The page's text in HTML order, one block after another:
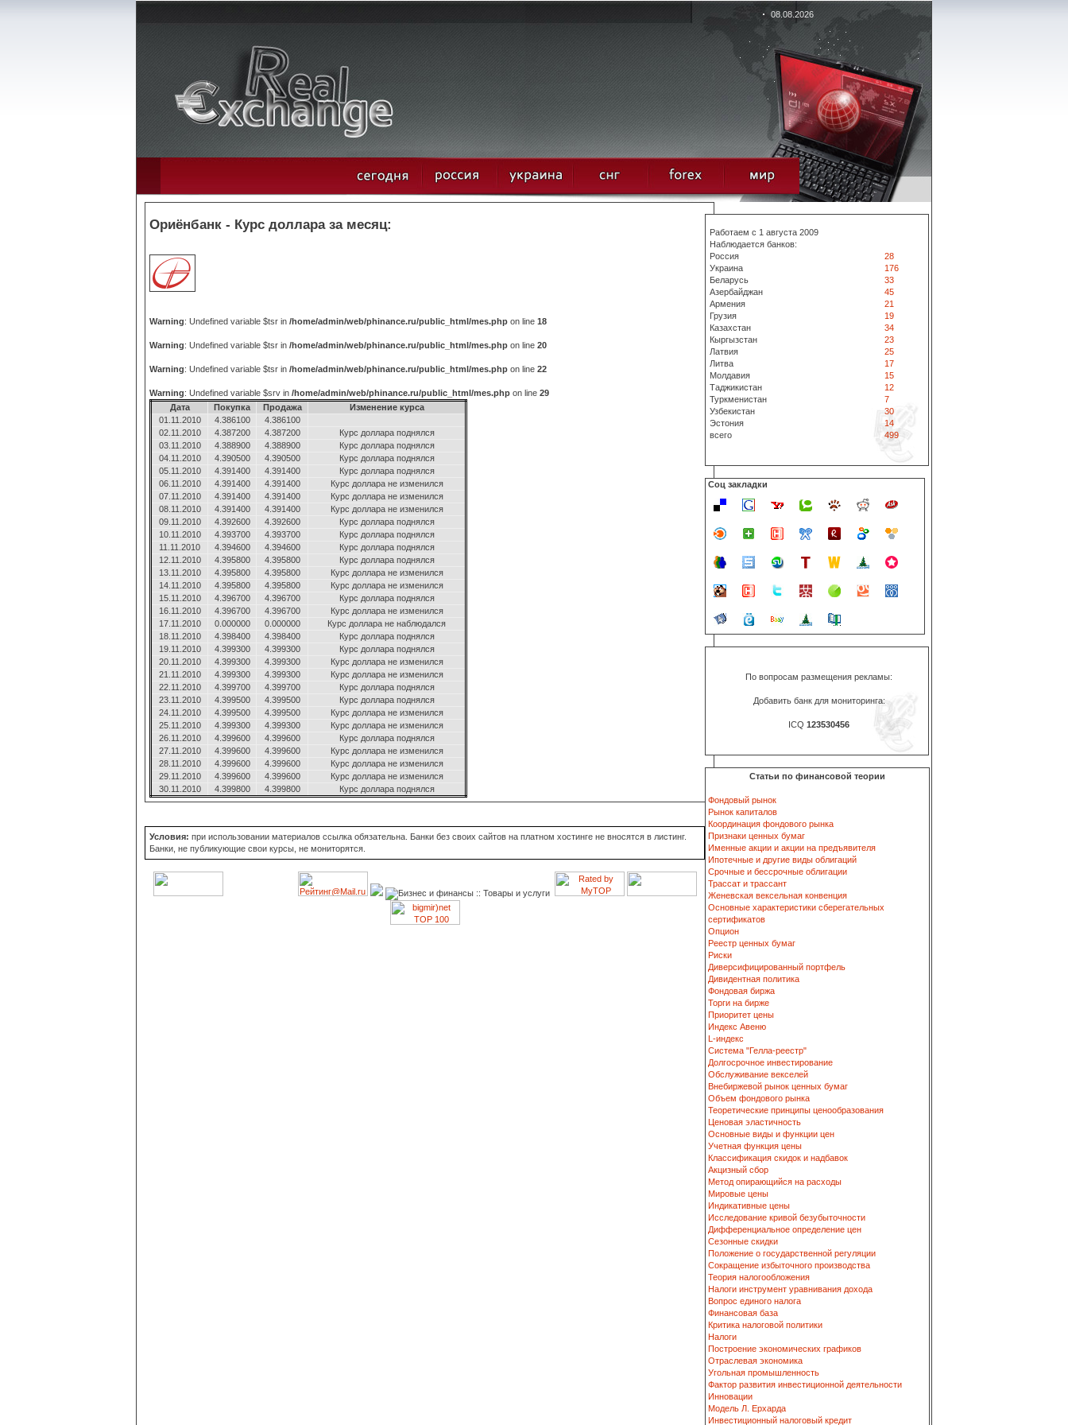
08.08.2026
Ориёнбанк - Курс доллара за месяц:
Warning: Undefined variable $tsr in /home/admin/web/phinance.ru/public_html/mes.php on line 18
Warning: Undefined variable $tsr in /home/admin/web/phinance.ru/public_html/mes.php on line 20
Warning: Undefined variable $tsr in /home/admin/web/phinance.ru/public_html/mes.php on line 22
Warning: Undefined variable $srv in /home/admin/web/phinance.ru/public_html/mes.php on line 29
Дата
Покупка Продажа
Изменение курса
01.11.2010
4.386100
4.386100
02.11.2010
4.387200 4.387200
Курс доллара поднялся
03.11.2010
4.388900 4.388900
Курс доллара поднялся
04.11.2010
4.390500 4.390500
Курс доллара поднялся
05.11.2010
4.391400 4.391400
Курс доллара поднялся
06.11.2010
4.391400 4.391400
Курс доллара не изменился
07.11.2010
4.391400 4.391400
Курс доллара не изменился
08.11.2010
4.391400 4.391400
Курс доллара не изменился
09.11.2010
4.392600 4.392600
Курс доллара поднялся
10.11.2010
4.393700 4.393700
Курс доллара поднялся
11.11.2010
4.394600 4.394600
Курс доллара поднялся
12.11.2010
4.395800 4.395800
Курс доллара поднялся
13.11.2010
4.395800 4.395800
Курс доллара не изменился
14.11.2010
4.395800 4.395800
Курс доллара не изменился
15.11.2010
4.396700 4.396700
Курс доллара поднялся
16.11.2010
4.396700 4.396700
Курс доллара не изменился
17.11.2010
0.000000 0.000000
Курс доллара не наблюдался
18.11.2010
4.398400 4.398400
Курс доллара поднялся
19.11.2010
4.399300 4.399300
Курс доллара поднялся
20.11.2010
4.399300 4.399300
Курс доллара не изменился
21.11.2010
4.399300 4.399300
Курс доллара не изменился
22.11.2010
4.399700 4.399700
Курс доллара поднялся
23.11.2010
4.399500 4.399500
Курс доллара поднялся
24.11.2010
4.399500 4.399500
Курс доллара не изменился
25.11.2010
4.399300 4.399300
Курс доллара не изменился
26.11.2010
4.399600 4.399600
Курс доллара поднялся
27.11.2010
4.399600 4.399600
Курс доллара не изменился
28.11.2010
4.399600 4.399600
Курс доллара не изменился
29.11.2010
4.399600 4.399600
Курс доллара не изменился
30.11.2010
4.399800 4.399800 Курс доллара поднялся
Условия: при использовании материалов ссылка обязательна. Банки без своих сайтов на платном хостинге не вносятся в листинг.
Банки, не публикующие свои курсы, не мониторятся.
Работаем с 1 августа 2009
Наблюдается банков:
Россия
28
Украина
176
Беларусь
33
Азербайджан
45
Армения
21
Грузия
19
Казахстан
34
Кыргызстан
23
Латвия
25
Литва
17
Молдавия
15
Таджикистан
12
Туркменистан
7
Узбекистан
30
Эстония
14
всего
499
Соц закладки
По вопросам размещения рекламы:
Добавить банк для мониторинга:
ICQ 123530456
Статьи по финансовой теории
Фондовый рынок
Рынок капиталов
Координация фондового рынка
Признаки ценных бумаг
Именные акции и акции на предъявителя
Ипотечные и другие виды облигаций
Срочные и бессрочные облигации
Трассат и трассант
Женевская вексельная конвенция
Основные характеристики сберегательных
сертификатов
Опцион
Реестр ценных бумаг
Риски
Диверсифицированный портфель
Дивидентная политика
Фондовая биржа
Торги на бирже
Приоритет цены
Индекс Авеню
L-индекс
Система "Гелла-реестр"
Долгосрочное инвестирование
Обслуживание векселей
Внебиржевой рынок ценных бумаг
Объем фондового рынка
Теоретические принципы ценообразования
Ценовая эластичность
Основные виды и функции цен
Учетная функция цены
Классификация скидок и надбавок
Акцизный сбор
Метод опирающийся на расходы
Мировые цены
Индикативные цены
Исследование кривой безубыточности
Дифференциальное определение цен
Сезонные скидки
Положение о государственной регуляции
Сокращение избыточного производства
Теория налогообложения
Налоги инструмент уравнивания дохода
Вопрос единого налога
Финансовая база
Критика налоговой политики
Налоги
Построение экономических графиков
Отраслевая экономика
Угольная промышленность
Фактор развития инвестиционной деятельности
Инновации
Модель Л. Ерхарда
Инвестиционный налоговый кредит